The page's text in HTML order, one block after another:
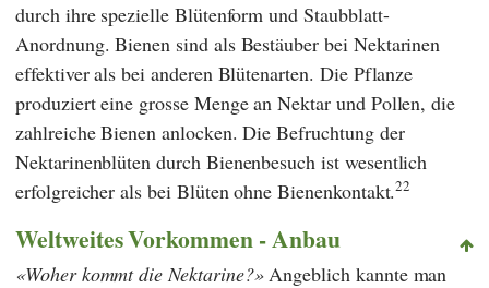
durch ihre spezielle Blütenform und Staubblatt-
Anordnung. Bienen sind als Bestäuber bei Nektarinen
effektiver als bei anderen Blütenarten. Die Pflanze
produziert eine grosse Menge an Nektar und Pollen, die
zahlreiche Bienen anlocken. Die Befruchtung der
Nektarinenblüten durch Bienenbesuch ist wesentlich
erfolgreicher als bei Blüten ohne Bienenkontakt.22
Weltweites Vorkommen - Anbau
Woher kommt die Nektarine? Angeblich kannte man